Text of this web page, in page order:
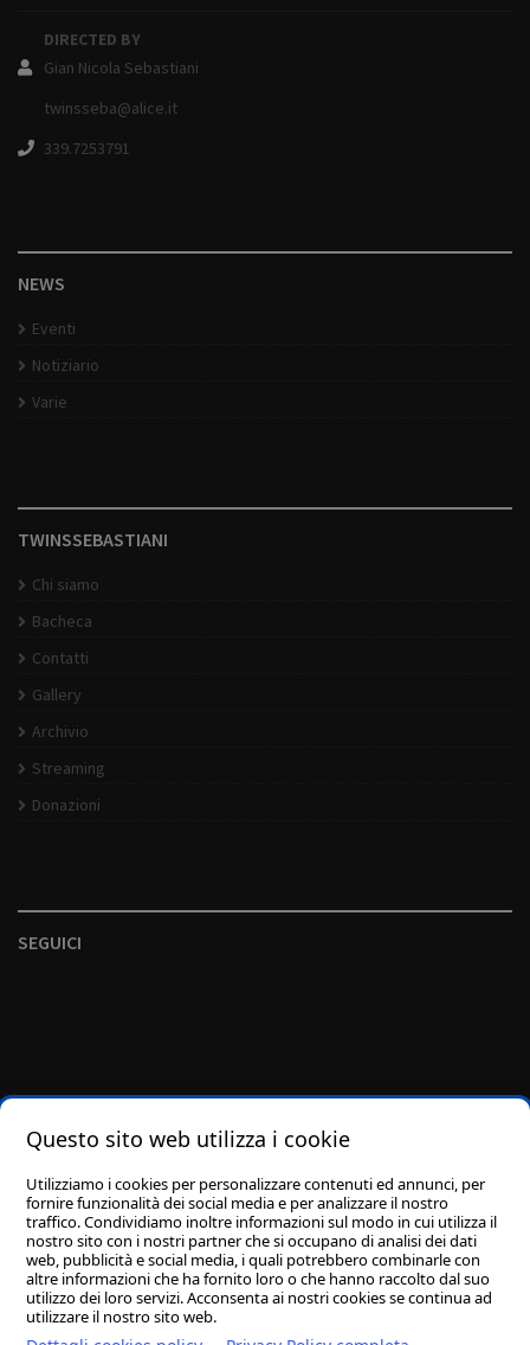
DIRECTED BY
Gian Nicola Sebastiani
twinsseba@alice.it
339.7253791
NEWS
Eventi
Notiziario
Varie
TWINSSEBASTIANI
Chi siamo
Bacheca
Contatti
Gallery
Archivio
Streaming
Donazioni
SEGUICI
Questo sito web utilizza i cookie
Utilizziamo i cookies per personalizzare contenuti ed annunci, per
fornire funzionalità dei social media e per analizzare il nostro
traffico. Condividiamo inoltre informazioni sul modo in cui utilizza il
nostro sito con i nostri partner che si occupano di analisi dei dati
web, pubblicità e social media, i quali potrebbero combinarle con
altre informazioni che ha fornito loro o che hanno raccolto dal suo
utilizzo dei loro servizi. Acconsenta ai nostri cookies se continua ad
utilizzare il nostro sito web.